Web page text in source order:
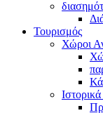
Τουρισμός
Χώροι